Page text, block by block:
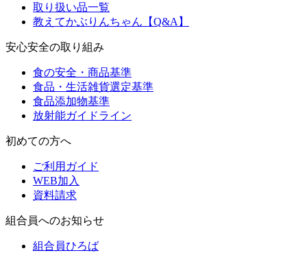
取り扱い品一覧
教えてかぶりんちゃん【Q&A】
安心安全の取り組み
食の安全・商品基準
食品・生活雑貨選定基準
食品添加物基準
放射能ガイドライン
初めての方へ
ご利用ガイド
WEB加入
資料請求
組合員へのお知らせ
組合員ひろば